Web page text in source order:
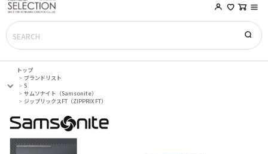
トップ
ブランドリスト
S
サムソナイト（Samsonite）
ジップリックスFT（ZIPPRIX FT）